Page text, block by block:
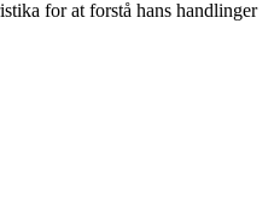
for at forstå hans handlinger